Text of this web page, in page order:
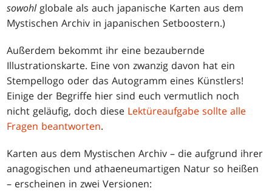
sowohlglobale als auch japanische Karten aus dem
Mystischen Archiv in japanischen Setboostern.)
Außerdem bekommt ihr eine bezaubernde
Illustrationskarte. Eine von zwanzig davon hat ein
Stempellogo oder das Autogramm eines Künstlers!
Einige der Begriffe hier sind euch vermutlich noch
nicht geläufig, doch diese Lektüreaufgabe sollte alle
Fragen beantworten.
Karten aus dem Mystischen Archiv – die aufgrund ihrer
anagogischen und athaeneumartigen Natur so heißen
– erscheinen in zwei Versionen: